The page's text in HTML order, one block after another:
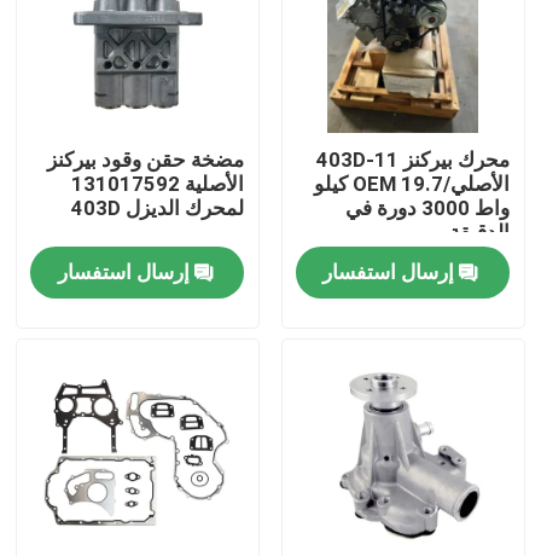
المنتجات
حول بنا
محرك بيركنز 403D-11
الأصلي/OEM 19.7 كيلو
واط 3000 دورة في
الدقيقة
إرسال استفسار
مضخة حقن وقود بيركنز
الأصلية 131017592
لمحرك الديزل 403D
إرسال استفسار